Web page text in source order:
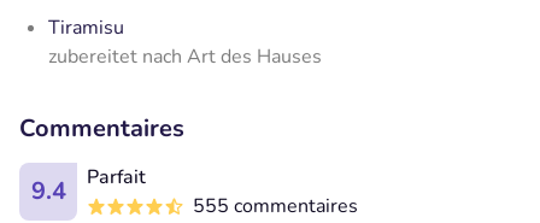
Tiramisu
zubereitet nach Art des Hauses
Commentaires
9.4
Parfait
555 commentaires